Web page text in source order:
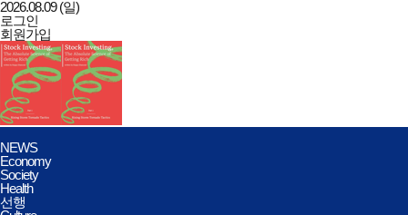
2026.08.09 (일)
로그인
회원가입
데일리리치앤드럭키
전체메뉴
열기/
닫기
NEWS
Economy
Society
Health
선행